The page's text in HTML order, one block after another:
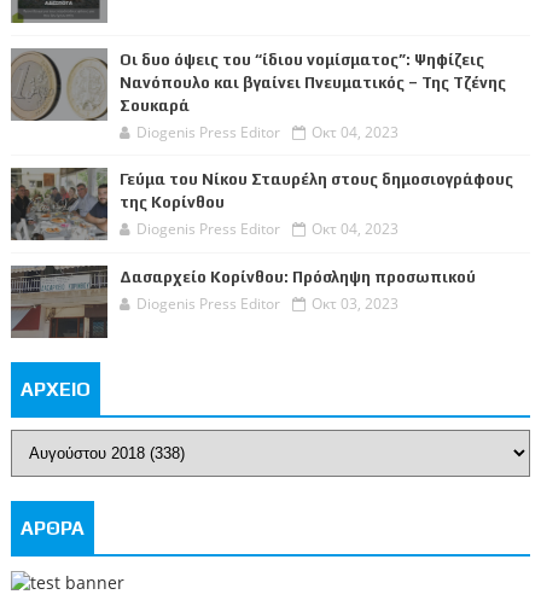
Οι δυο όψεις του “ίδιου νομίσματος”: Ψηφίζεις
Νανόπουλο και βγαίνει Πνευματικός – Της Τζένης
Σουκαρά
Diogenis Press Editor Οκτ 04, 2023
Γεύμα του Νίκου Σταυρέλη στους δημοσιογράφους
της Κορίνθου
Diogenis Press Editor Οκτ 04, 2023
Δασαρχείο Κορίνθου: Πρόσληψη προσωπικού
Diogenis Press Editor Οκτ 03, 2023
ΑΡΧΕΙΟ
ΑΡΘΡΑ